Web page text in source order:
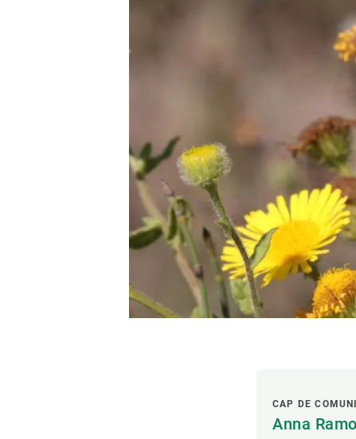
CAP DE
Anna